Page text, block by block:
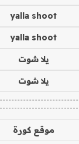
yalla shoot
yalla shoot
يلا شوت
يلا شوت
موقع كورة